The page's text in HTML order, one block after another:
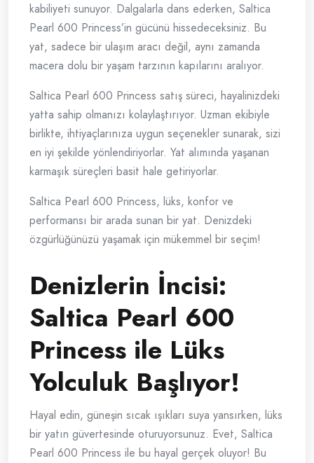
kabiliyeti sunuyor. Dalgalarla dans ederken, Saltica
Pearl 600 Princess’in gücünü hissedeceksiniz. Bu
yat, sadece bir ulaşım aracı değil, aynı zamanda
macera dolu bir yaşam tarzının kapılarını aralıyor.
Saltica Pearl 600 Princess satış süreci, hayalinizdeki
yatta sahip olmanızı kolaylaştırıyor. Uzman ekibiyle
birlikte, ihtiyaçlarınıza uygun seçenekler sunarak, sizi
en iyi şekilde yönlendiriyorlar. Yat alımında yaşanan
karmaşık süreçleri basit hale getiriyorlar.
Saltica Pearl 600 Princess, lüks, konfor ve
performansı bir arada sunan bir yat. Denizdeki
özgürlüğünüzü yaşamak için mükemmel bir seçim!
Denizlerin İncisi:
Saltica Pearl 600
Princess ile Lüks
Yolculuk Başlıyor!
Hayal edin, güneşin sıcak ışıkları suya yansırken, lüks
bir yatın güvertesinde oturuyorsunuz. Evet, Saltica
Pearl 600 Princess ile bu hayal gerçek oluyor! Bu